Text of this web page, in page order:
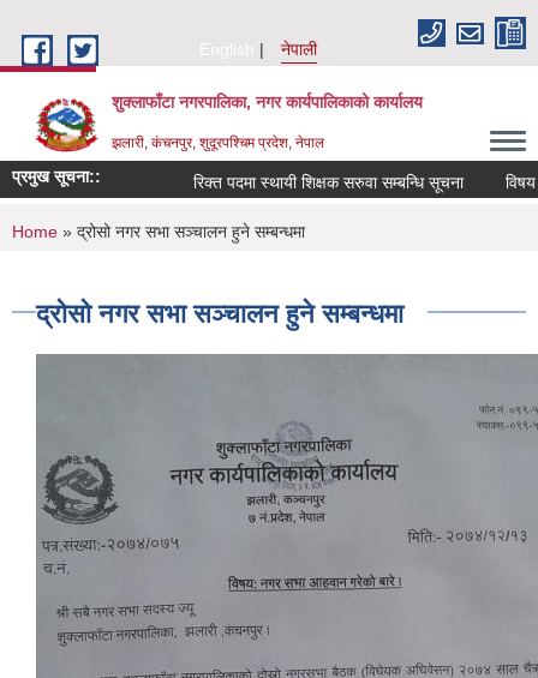
English
नेपाली
शुक्लाफाँटा नगरपालिका, नगर कार्यपालिकाको कार्यालय
झलारी, कंचनपुर, शुदूरपश्चिम प्रदेश, नेपाल
प्रमुख सूचना:: रिक्त पदमा स्थायी शिक्षक सरुवा सम्बन्धि सूचना
You are here
Home » द्रोसो नगर सभा स‌‌ञ्चालन हुने सम्बन्धमा
द्रोसो नगर सभा स‌‌ञ्चालन हुने सम्बन्धमा